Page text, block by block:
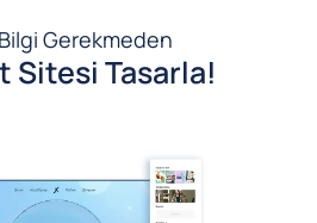
Gerekmeden
Sitesi Tasarla!